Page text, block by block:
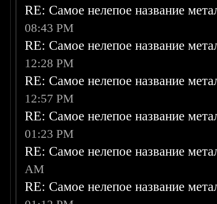
RE: Самое нелепое название
08:43 PM
RE: Самое нелепое название
12:28 PM
RE: Самое нелепое название
12:57 PM
RE: Самое нелепое название
01:23 PM
RE: Самое нелепое название
AM
RE: Самое нелепое название